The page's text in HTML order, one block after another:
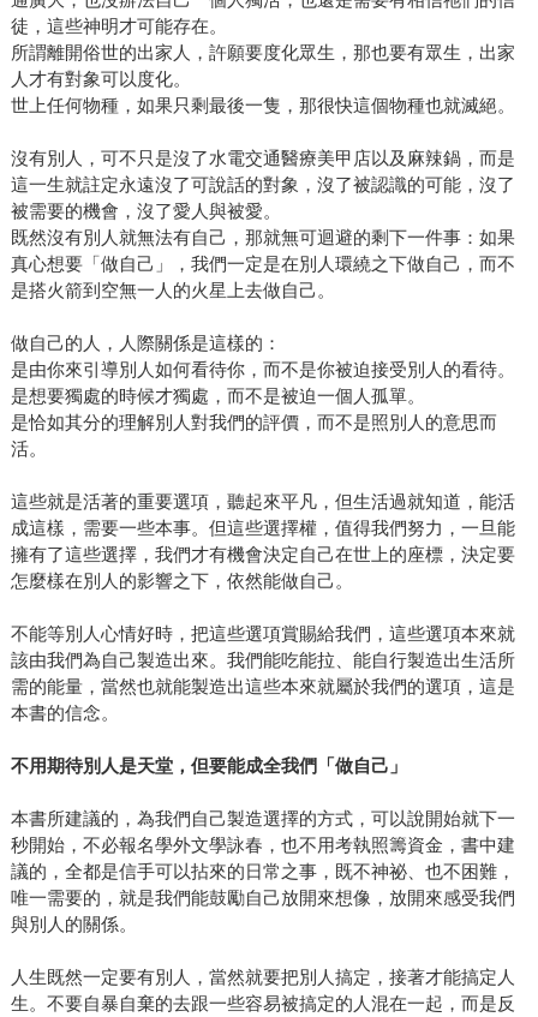
徒，這些神明才可能存在。
所謂離開俗世的出家人，許願要度化眾生，那也要有眾生，出家
人才有對象可以度化。
世上任何物種，如果只剩最後一隻，那很快這個物種也就滅絕。
沒有別人，可不只是沒了水電交通醫療美甲店以及麻辣鍋，而是
這一生就註定永遠沒了可說話的對象，沒了被認識的可能，沒了
被需要的機會，沒了愛人與被愛。
既然沒有別人就無法有自己，那就無可迴避的剩下一件事：如果
真心想要「做自己」，我們一定是在別人環繞之下做自己，而不
是搭火箭到空無一人的火星上去做自己。
做自己的人，人際關係是這樣的：
是由你來引導別人如何看待你，而不是你被迫接受別人的看待。
是想要獨處的時候才獨處，而不是被迫一個人孤單。
是恰如其分的理解別人對我們的評價，而不是照別人的意思而
活。
這些就是活著的重要選項，聽起來平凡，但生活過就知道，能活
成這樣，需要一些本事。但這些選擇權，值得我們努力，一旦能
擁有了這些選擇，我們才有機會決定自己在世上的座標，決定要
怎麼樣在別人的影響之下，依然能做自己。
不能等別人心情好時，把這些選項賞賜給我們，這些選項本來就
該由我們為自己製造出來。我們能吃能拉、能自行製造出生活所
需的能量，當然也就能製造出這些本來就屬於我們的選項，這是
本書的信念。
不用期待別人是天堂，但要能成全我們「做自己」
本書所建議的，為我們自己製造選擇的方式，可以說開始就下一
秒開始，不必報名學外文學詠春，也不用考執照籌資金，書中建
議的，全都是信手可以拈來的日常之事，既不神祕、也不困難，
唯一需要的，就是我們能鼓勵自己放開來想像，放開來感受我們
與別人的關係。
人生既然一定要有別人，當然就要把別人搞定，接著才能搞定人
生。不要自暴自棄的去跟一些容易被搞定的人混在一起，而是反